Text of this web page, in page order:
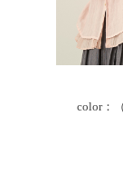
color：